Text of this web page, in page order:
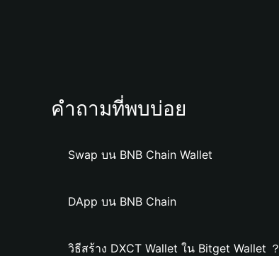
คำถามที่พบบ่อย
Swap บน BNB Chain Wallet
DApp บน BNB Chain
วิธีสร้าง DXCT Wallet ใน Bitget Wallet ？